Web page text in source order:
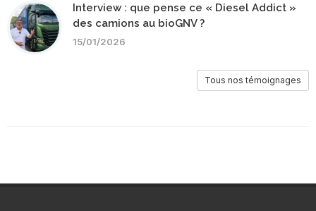
Interview : que pense ce « Diesel Addict »
des camions au bioGNV ?
15/01/2026
Tous nos témoignages